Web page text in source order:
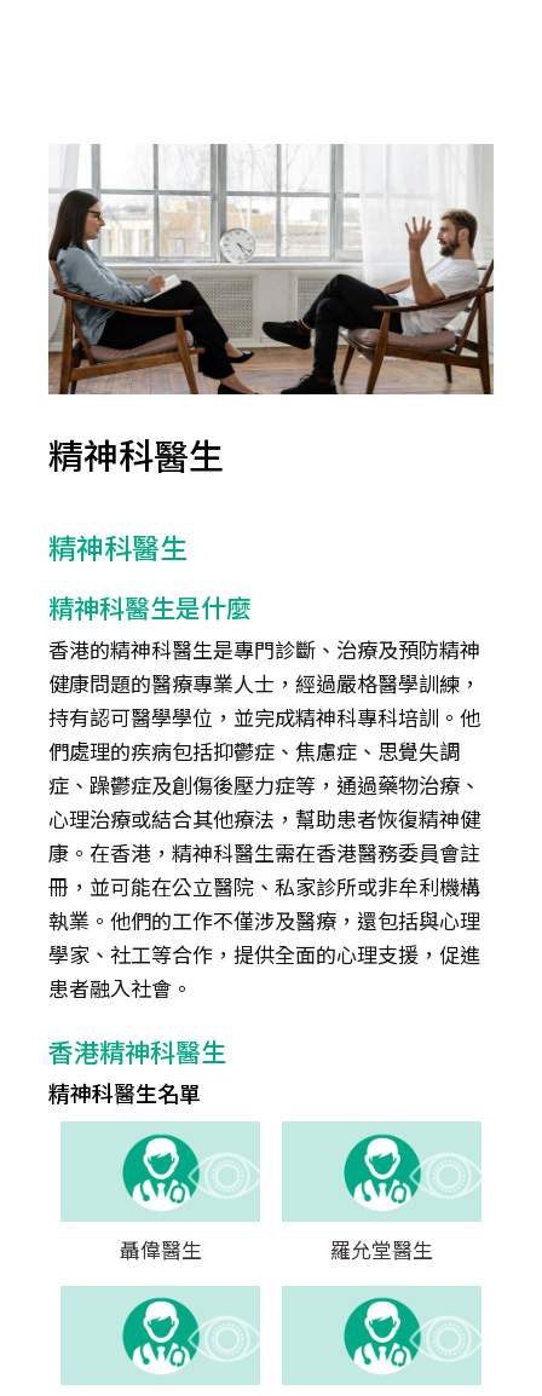
精神科醫生
精神科醫生
精神科醫生是什麼
香港的精神科醫生是專門診斷、治療及預防精神
健康問題的醫療專業人士，經過嚴格醫學訓練，
持有認可醫學學位，並完成精神科專科培訓。他
們處理的疾病包括抑鬱症、焦慮症、思覺失調
症、躁鬱症及創傷後壓力症等，通過藥物治療、
心理治療或結合其他療法，幫助患者恢復精神健
康。在香港，精神科醫生需在香港醫務委員會註
冊，並可能在公立醫院、私家診所或非牟利機構
執業。他們的工作不僅涉及醫療，還包括與心理
學家、社工等合作，提供全面的心理支援，促進
患者融入社會。
香港精神科醫生
精神科醫生名單
聶偉醫生 羅允堂醫生